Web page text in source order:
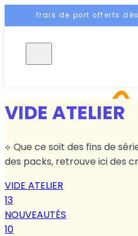
frais de port offerts
VIDE ATELIER
⟡ Que ce soit des fins de
des packs, retrouve ici des
VIDE ATELIER
13
NOUVEAUTÉS
10